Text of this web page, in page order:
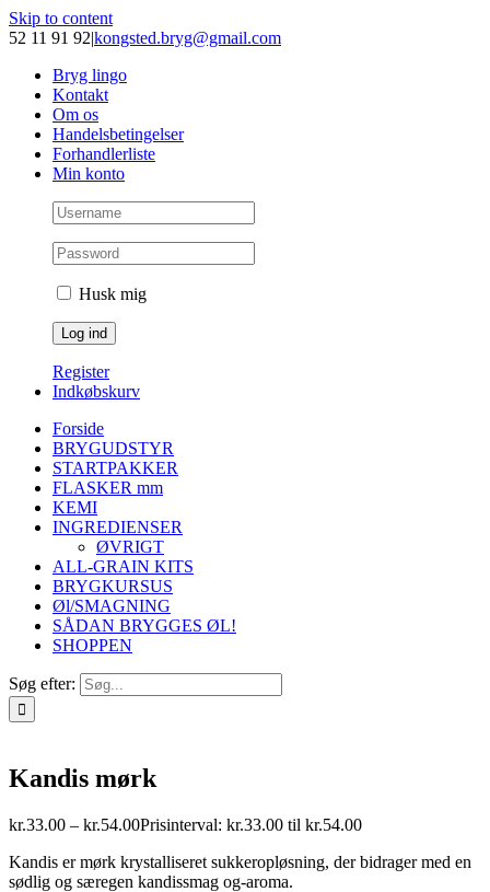
Skip to content
52 11 91 92|kongsted.bryg@gmail.com
Bryg lingo
Kontakt
Om os
Handelsbetingelser
Forhandlerliste
Min konto
Husk mig
Register
Indkøbskurv
Forside
BRYGUDSTYR
STARTPAKKER
FLASKER mm
KEMI
INGREDIENSER
ØVRIGT
ALL-GRAIN KITS
BRYGKURSUS
Øl/SMAGNING
SÅDAN BRYGGES ØL!
SHOPPEN
Søg efter:
Kandis mørk
kr.33.00 – kr.54.00Prisinterval: kr.33.00 til kr.54.00
Kandis er mørk krystalliseret sukkeropløsning, der bidrager med en
sødlig og særegen kandissmag og-aroma.